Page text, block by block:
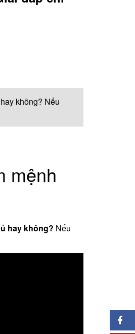
không? Nếu
mệnh
hay không? Nếu